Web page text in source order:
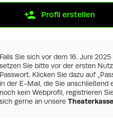
Profil erstellen
Falls Sie sich vor dem 16. Juni
setzen Sie bitte vor der ersten
Passwort. Klicken Sie dazu auf
in der E-Mail, die Sie anschließend
noch kein Webprofil, registrieren
sich gerne an unsere Theaterkasse